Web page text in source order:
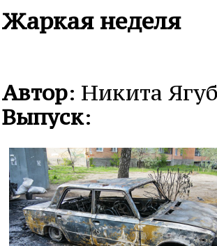
Жаркая неделя
Автор: Никита
Выпуск: